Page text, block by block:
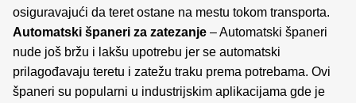
osiguravajući da teret ostane na mestu tokom transporta.
Automatski španeri za zatezanje – Automatski španeri
nude još bržu i lakšu upotrebu jer se automatski
prilagođavaju teretu i zatežu traku prema potrebama. Ovi
španeri su popularni u industrijskim aplikacijama gde je